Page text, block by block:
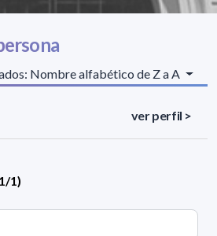
Nombre alfabético de Z a A
ver perfil >
1)